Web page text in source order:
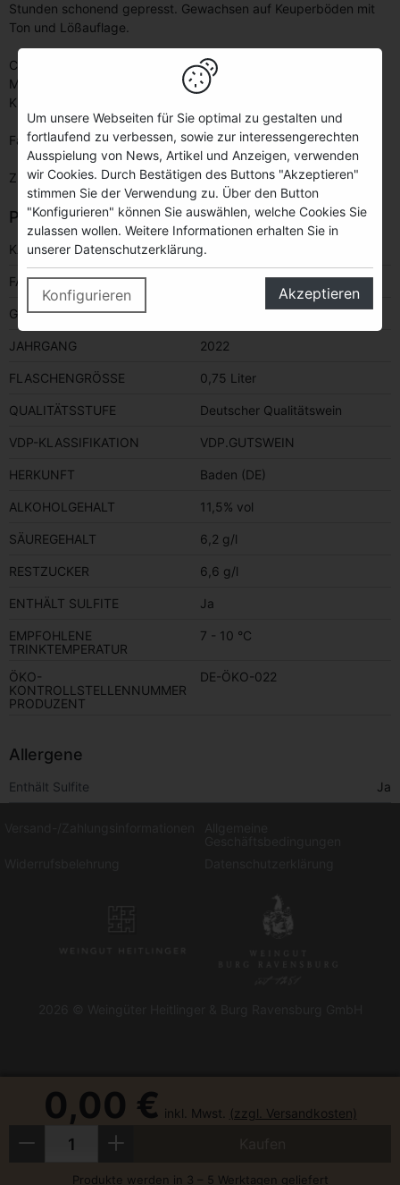
0,00 € inkl. Mwst. (zzgl. Versandkosten)
Weniger
Produkte werden in 3 – 5 Werktagen geliefert
Stunden schonend gepresst. Gewachsen auf Keuperböden mit
Ton und Lößauflage.
Cuvée aus den Kraichgauer Hauptrebsorten Pinot Noir, Pinot
Meunier und Blaufränkisch.
Kraftvolles Bouquet aus Erdbeere und roten Früchten.
Falstaff Rosé Trophy Deutschland 2021: 90 Punkte
Zu Grillgerichten, Fisch und leichten Speisen.
PRODUKTINFORMATIONEN
KATEGORIE Wein
FARBE
GESCHMACK
JAHRGANG 2022
FLASCHENGRÖSSE 0,75 Liter
QUALITÄTSSTUFE Deutscher Qualitätswein
VDP-KLASSIFIKATION VDP.GUTSWEIN
HERKUNFT Baden (DE)
ALKOHOLGEHALT 11,5% vol
SÄUREGEHALT 6,2 g/l
RESTZUCKER 6,6 g/l
ENTHÄLT SULFITE Ja
EMPFOHLENE
TRINKTEMPERATUR
7 - 10 °C
ÖKO-
KONTROLLSTELLENNUMMER
PRODUZENT
DE-ÖKO-022
Allergene
Enthält Sulfite Ja
Um unsere Webseiten für Sie optimal zu gestalten und
fortlaufend zu verbessen, sowie zur interessengerechten
Ausspielung von News, Artikel und Anzeigen, verwenden
wir Cookies. Durch Bestätigen des Buttons "Akzeptieren"
stimmen Sie der Verwendung zu. Über den Button
"Konfigurieren" können Sie auswählen, welche Cookies Sie
zulassen wollen. Weitere Informationen erhalten Sie in
unserer Datenschutzerklärung.
Konfigurieren Akzeptieren